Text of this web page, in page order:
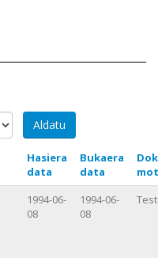
Hasiera
data
Bukaera
data
1994-06-
08
1994-06-
08